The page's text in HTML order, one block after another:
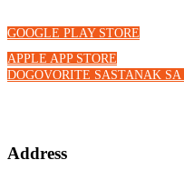
GOOGLE PLAY STORE
APPLE APP STORE
DOGOVORITE SASTANAK
Address